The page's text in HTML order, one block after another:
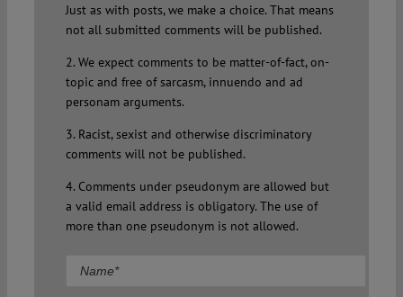
Just as with posts, we make a choice. That means
not all submitted comments will be published.
2. We expect comments to be matter-of-fact, on-
topic and free of sarcasm, innuendo and ad
personam arguments.
3. Racist, sexist and otherwise discriminatory
comments will not be published.
4. Comments under pseudonym are allowed but
a valid email address is obligatory. The use of
more than one pseudonym is not allowed.